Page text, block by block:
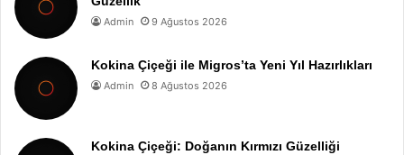
Admin 9 Ağustos 2026
Kokina Çiçeği ile Migros’ta Yeni Yıl Hazırlıkları
Admin 8 Ağustos 2026
Kokina Çiçeği: Doğanın Kırmızı Güzelliği